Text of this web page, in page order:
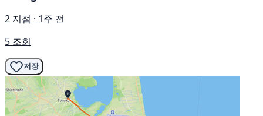
2 지점 · 1주 전
5 조회
저장